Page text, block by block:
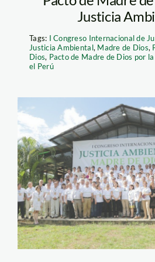
Justicia
Tags: I Congreso Internacional de
Justicia Ambiental, Madre de Dios,
Dios, Pacto de Madre de Dios por
el Perú
pacto
spda